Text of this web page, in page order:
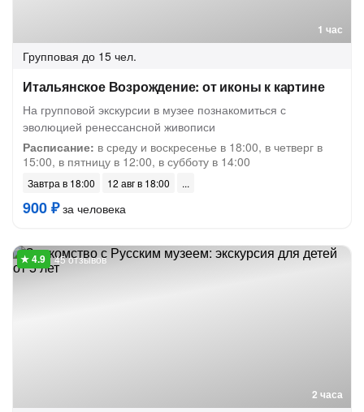
1 час
Групповая до 15 чел.
Итальянское Возрождение: от иконы к картине
На групповой экскурсии в музее познакомиться с
эволюцией ренессансной живописи
Расписание: в среду и воскресенье в 18:00, в четверг в
15:00, в пятницу в 12:00, в субботу в 14:00
Завтра в 18:00 12 авг в 18:00
900 ₽за человека
2 часа
45 отзывов